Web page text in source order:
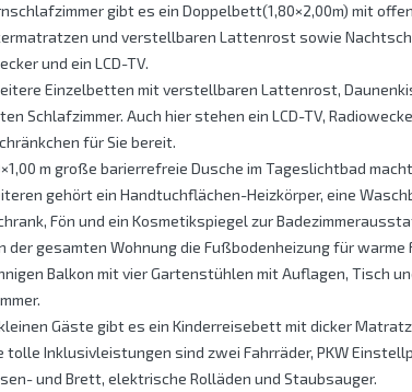
gibt es ein Doppelbett(1,80×2,00m) mit
und verstellbaren Lattenrost sowie
und ein LCD-TV.
Einzelbetten mit verstellbaren Lattenrost,
Schlafzimmer. Auch hier stehen ein LCD-TV,
für Sie bereit.
m große barierrefreie Dusche im Tageslichtbad
gehört ein Handtuchflächen-Heizkörper, eine
Fön und ein Kosmetikspiegel zur
der gesamten Wohnung die Fußbodenheizung für warme
Balkon mit vier Gartenstühlen mit Auflagen, Tisch
Gäste gibt es ein Kinderreisebett mit dicker
tolle Inklusivleistungen sind zwei Fahrräder, PKW
und Brett, elektrische Rolläden und Staubsauger.